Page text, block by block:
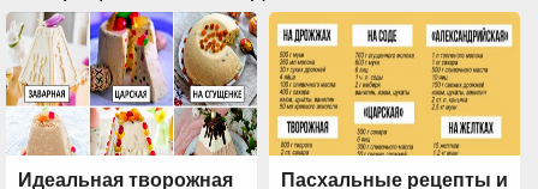
Идеальная творожная
Пасхальные рецепты и